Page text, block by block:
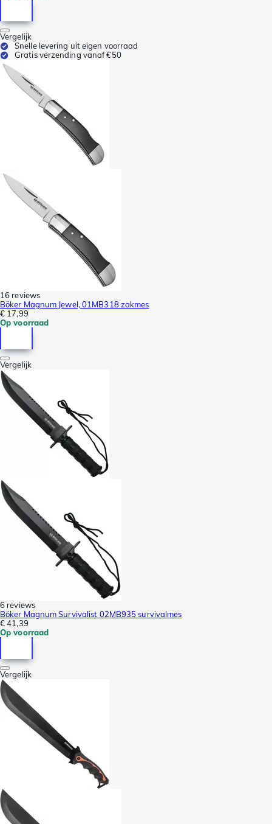
Vergelijk
Snelle levering uit eigen voorraad
Gratis verzending vanaf €50
16 reviews
Böker Magnum Jewel, 01MB318 zakmes
€ 17,99
Op voorraad
Vergelijk
6 reviews
Böker Magnum Survivalist 02MB935 survivalmes
€ 41,39
Op voorraad
Vergelijk